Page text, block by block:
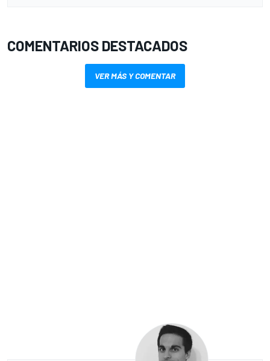
COMENTARIOS DESTACADOS
VER MÁS Y COMENTAR